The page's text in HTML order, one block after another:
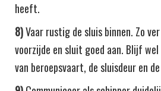
heeft.
8)Vaar rustig de sluis binnen. Zo
voorzijde en sluit goed aan. Blijf
van beroepsvaart, de sluisdeur en